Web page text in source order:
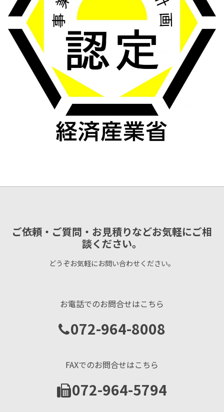
ご依頼・ご質問・お見積りなどお気軽にご相
談ください。
どうぞお気軽にお問い合わせください。
お電話でのお問合せはこちら
072-964-8008
FAXでのお問合せはこちら
072-964-5794